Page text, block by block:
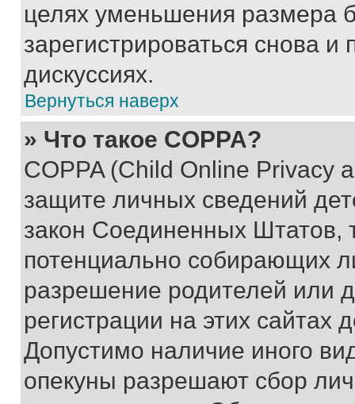
целях уменьшения размера
зарегистрироваться снова и
дискуссиях.
Вернуться наверх
» Что такое COPPA?
COPPA (Child Online Privacy
защите личных сведений
закон Соединенных Штатов,
потенциально собирающих
разрешение родителей или
регистрации на этих сайтах
Допустимо наличие иного
опекуны разрешают сбор